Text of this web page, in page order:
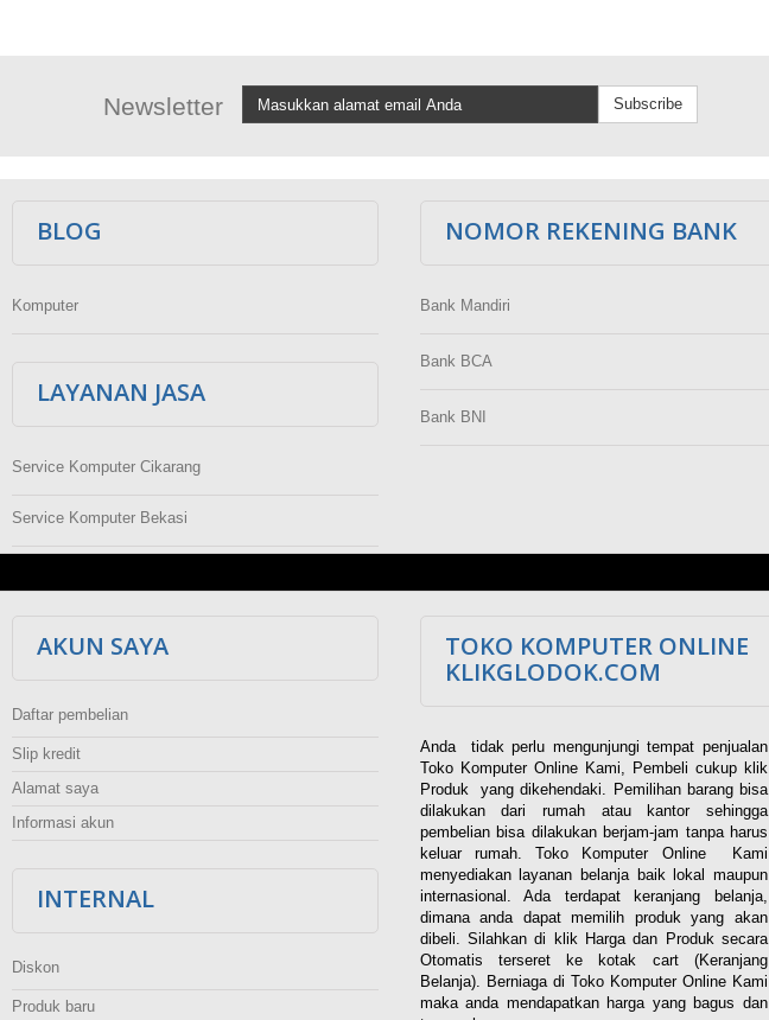
Newsletter Subscribe
BLOG
Komputer
LAYANAN JASA
Service Komputer Cikarang
Service Komputer Bekasi
NOMOR REKENING BANK
Bank Mandiri
Bank BCA
Bank BNI
AKUN SAYA
Daftar pembelian
Slip kredit
Alamat saya
Informasi akun
INTERNAL
Diskon
Produk baru
TOKO KOMPUTER ONLINE
KLIKGLODOK.COM
Anda tidak perlu mengunjungi tempat penjualan
Toko Komputer Online Kami, Pembeli cukup klik
Produk yang dikehendaki. Pemilihan barang bisa
dilakukan dari rumah atau kantor sehingga
pembelian bisa dilakukan berjam-jam tanpa harus
keluar rumah. Toko Komputer Online Kami
menyediakan layanan belanja baik lokal maupun
internasional. Ada terdapat keranjang belanja,
dimana anda dapat memilih produk yang akan
dibeli. Silahkan di klik Harga dan Produk secara
Otomatis terseret ke kotak cart (Keranjang
Belanja). Berniaga di Toko Komputer Online Kami
maka anda mendapatkan harga yang bagus dan